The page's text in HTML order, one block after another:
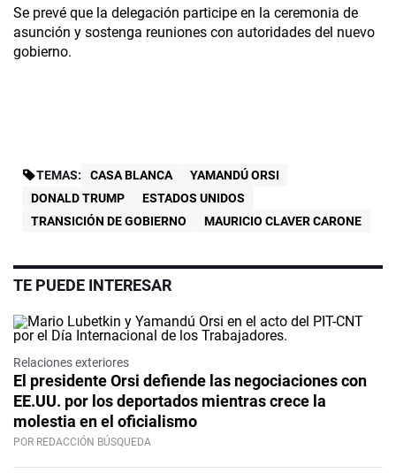
Se prevé que la delegación participe en la ceremonia de
asunción y sostenga reuniones con autoridades del nuevo
gobierno.
TEMAS: CASA BLANCA
YAMANDÚ ORSI
DONALD TRUMP
ESTADOS UNIDOS
TRANSICIÓN DE GOBIERNO
MAURICIO CLAVER CARONE
TE PUEDE INTERESAR
Relaciones exteriores
El presidente Orsi defiende las negociaciones con
EE.UU. por los deportados mientras crece la
molestia en el oficialismo
POR REDACCIÓN BÚSQUEDA